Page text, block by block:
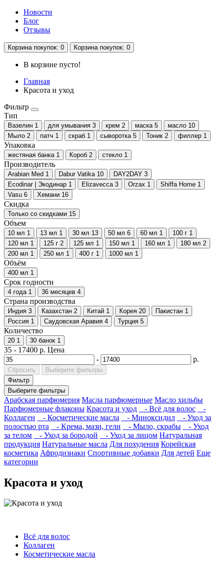
Новости
Блог
Отзывы
Корзина покупок: 0 Корзина покупок: 0
В корзине пусто!
Главная
Красота и уход
Фильтр
Тип
Вазелин 1 для умывания 3 крем 2 маска 5 масло 10
Мыло 2 патч 1 скраб 1 сыворотка 5 Тоник 2 филлер 1
Упаковка
жестяная банка 1 Короб 2 стекло 1
Производитель
Arabian Med 1 Dabur Vatika 10 DAY2DAY 3
Ecodinar | Экодинар 1 Elizavecca 3 Orzax 1 Shiffa Home 1
Vasu 6 Хемани 16
Скидка
Только со cкидками 15
Объем
10 мл 1 13 мл 1 30 мл 13 50 мл 6 60 мл 1 100 г 1
120 мл 1 125 г 2 125 мл 1 150 мл 1 160 мл 1 180 мл 2
200 мл 1 250 мл 1 400 г 1 1000 мл 1
Объём
400 мл 1
Срок годности
4 года 1 36 месяцев 4
Страна производства
Индия 3 Казахстан 2 Китай 1 Корея 20 Пакистан 1
Россия 1 Саудовская Аравия 4 Турция 5
Количество
20 1 30 банок 1
35 - 17400 р. Цена
-
р.
Сбросить
Выберите фильтры
Фильтр
Выберите фильтры
Арабская парфюмерия Масла парфюмерные Масло хильбы
Парфюмерные флаконы Красота и уход - Всё для волос
-
Коллаген
- Косметические масла - Миноксидил
- Уход за
полостью рта
- Крема, мази, гели - Мыло, скрабы
- Уход
за телом
- Уход за бородой - Уход за лицом Натуральная
продукция Натуральные масла Для похудения Корейская
косметика Афродизиаки Спортивные добавки Для детей Еще
категории
Красота и уход
Всё для волос
Коллаген
Косметические масла